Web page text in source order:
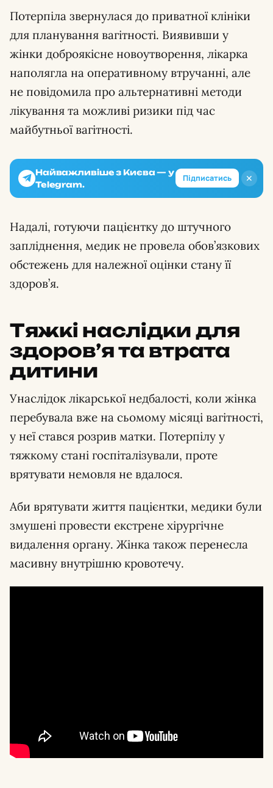
Потерпіла звернулася до приватної клініки
для планування вагітності. Виявивши у
жінки доброякісне новоутворення, лікарка
наполягла на оперативному втручанні, але
не повідомила про альтернативні методи
лікування та можливі ризики під час
майбутньої вагітності.
✕
Найважливіше з Києва — у
Telegram.
Підписатись
Надалі, готуючи пацієнтку до штучного
запліднення, медик не провела обов’язкових
обстежень для належної оцінки стану її
здоров’я.
Тяжкі наслідки для
здоров’я та втрата
дитини
Унаслідок лікарської недбалості, коли жінка
перебувала вже на сьомому місяці вагітності,
у неї стався розрив матки. Потерпілу у
тяжкому стані госпіталізували, проте
врятувати немовля не вдалося.
Аби врятувати життя пацієнтки, медики були
змушені провести екстрене хірургічне
видалення органу. Жінка також перенесла
масивну внутрішню кровотечу.